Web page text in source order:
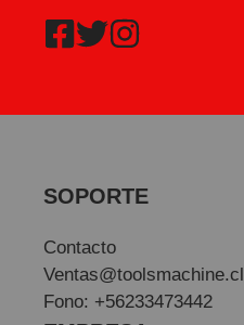
SOPORTE
Contacto
Ventas@toolsmachine.cl
Fono: +56233473442